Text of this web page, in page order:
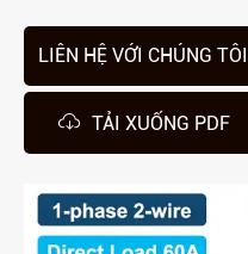
LIÊN HỆ VỚI CHÚNG TÔI
 TẢI XUỐNG PDF